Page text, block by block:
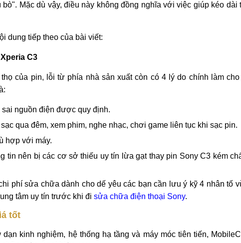
Mặc dù vậy, điều này không đồng nghĩa với việc giúp kéo dài
dung tiếp theo của bài viết:
C3
của pin, lỗi từ phía nhà sản xuất còn có 4 lý do chính làm
nguồn điện được quy định.
qua đêm, xem phim, nghe nhạc, chơi game liên tục khi sạc pin.
hợp với máy.
tin nên bị các cơ sở thiếu uy tín lừa gạt thay pin Sony C3 kém
phí sửa chữa dành cho dế yêu các bạn cần lưu ý kỹ 4 nhân tố
tâm uy tín trước khi đi sửa chữa điện thoại Sony.
tốt
kinh nghiệm, hệ thống hạ tầng và máy móc tiên tiến,